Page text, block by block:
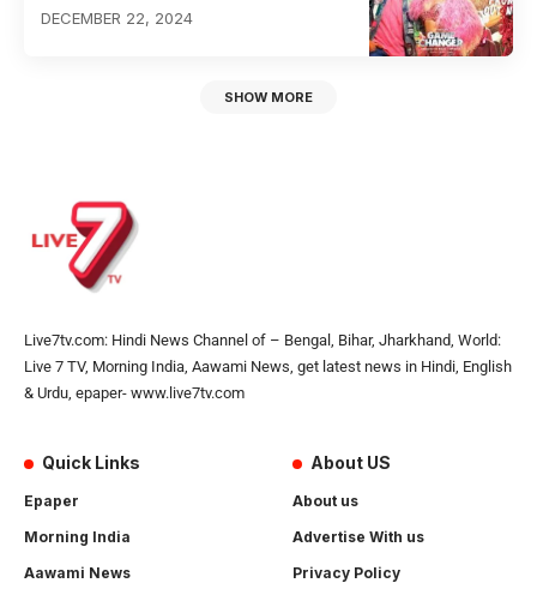
DECEMBER 22, 2024
SHOW MORE
Live7tv.com: Hindi News Channel of – Bengal, Bihar, Jharkhand, World:
Live 7 TV, Morning India, Aawami News, get latest news in Hindi, English
& Urdu, epaper- www.live7tv.com
Quick Links
Epaper
Morning India
Aawami News
About US
About us
Advertise With us
Privacy Policy